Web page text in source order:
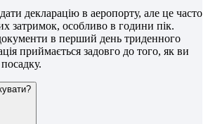
декларацію в аеропорту, але це часто
затримок, особливо в години пік.
в перший день триденного
приймається задовго до того, як ви